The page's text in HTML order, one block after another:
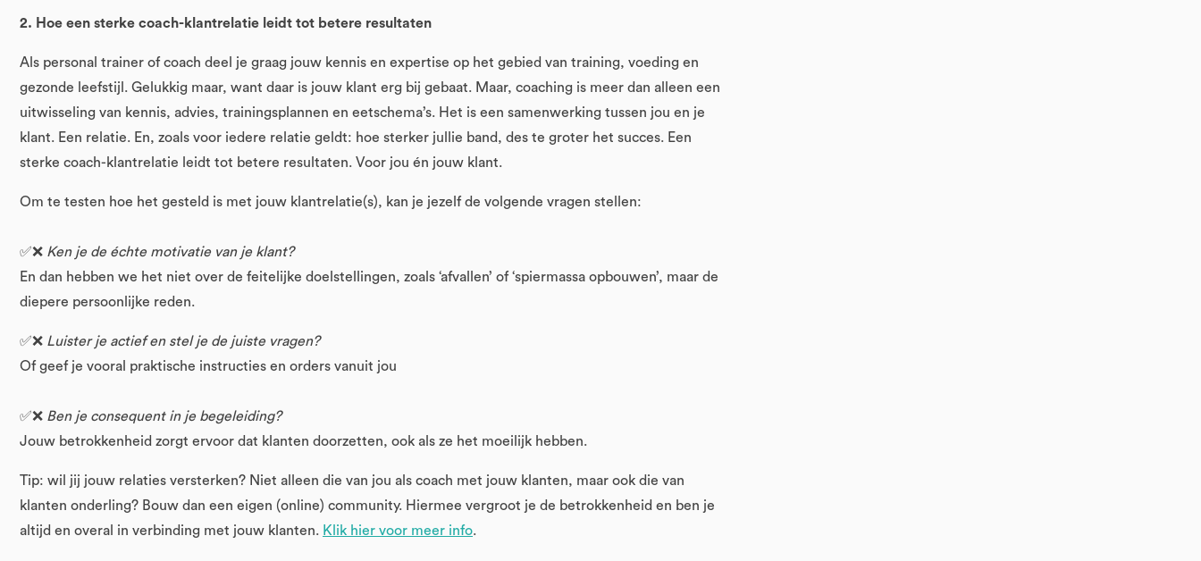
2. Hoe een sterke coach-klantrelatie leidt tot betere resultaten
Als personal trainer of coach deel je graag jouw kennis en expertise op het gebied van training, voeding en
gezonde leefstijl. Gelukkig maar, want daar is jouw klant erg bij gebaat. Maar, coaching is meer dan alleen een
uitwisseling van kennis, advies, trainingsplannen en eetschema’s. Het is een samenwerking tussen jou en je
klant. Een relatie. En, zoals voor iedere relatie geldt: hoe sterker jullie band, des te groter het succes. Een
sterke coach-klantrelatie leidt tot betere resultaten. Voor jou én jouw klant.
Om te testen hoe het gesteld is met jouw klantrelatie(s), kan je jezelf de volgende vragen stellen:
✅❌ Ken je de échte motivatie van je klant?
En dan hebben we het niet over de feitelijke doelstellingen, zoals ‘afvallen’ of ‘spiermassa opbouwen’, maar de
diepere persoonlijke reden.
✅❌ Luister je actief en stel je de juiste vragen?
Of geef je vooral praktische instructies en orders vanuit jou
✅❌ Ben je consequent in je begeleiding?
Jouw betrokkenheid zorgt ervoor dat klanten doorzetten, ook als ze het moeilijk hebben.
Tip: wil jij jouw relaties versterken? Niet alleen die van jou als coach met jouw klanten, maar ook die van
klanten onderling? Bouw dan een eigen (online) community. Hiermee vergroot je de betrokkenheid en ben je
altijd en overal in verbinding met jouw klanten. Klik hier voor meer info.